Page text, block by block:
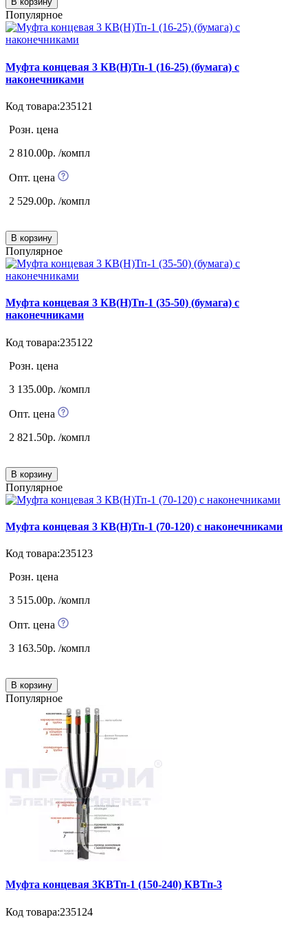
Популярное
Муфта концевая 3 КВ(Н)Тп-1 (16-25) (бумага) с
наконечниками
Код товара:235121
Розн. цена
2 810.00р. /компл
Опт. цена
2 529.00р. /компл
В корзину
Популярное
Муфта концевая 3 КВ(Н)Тп-1 (35-50) (бумага) с
наконечниками
Код товара:235122
Розн. цена
3 135.00р. /компл
Опт. цена
2 821.50р. /компл
В корзину
Популярное
Муфта концевая 3 КВ(Н)Тп-1 (70-120) с наконечниками
Код товара:235123
Розн. цена
3 515.00р. /компл
Опт. цена
3 163.50р. /компл
В корзину
Популярное
Муфта концевая 3КВТп-1 (150-240) КВТп-3
Код товара:235124